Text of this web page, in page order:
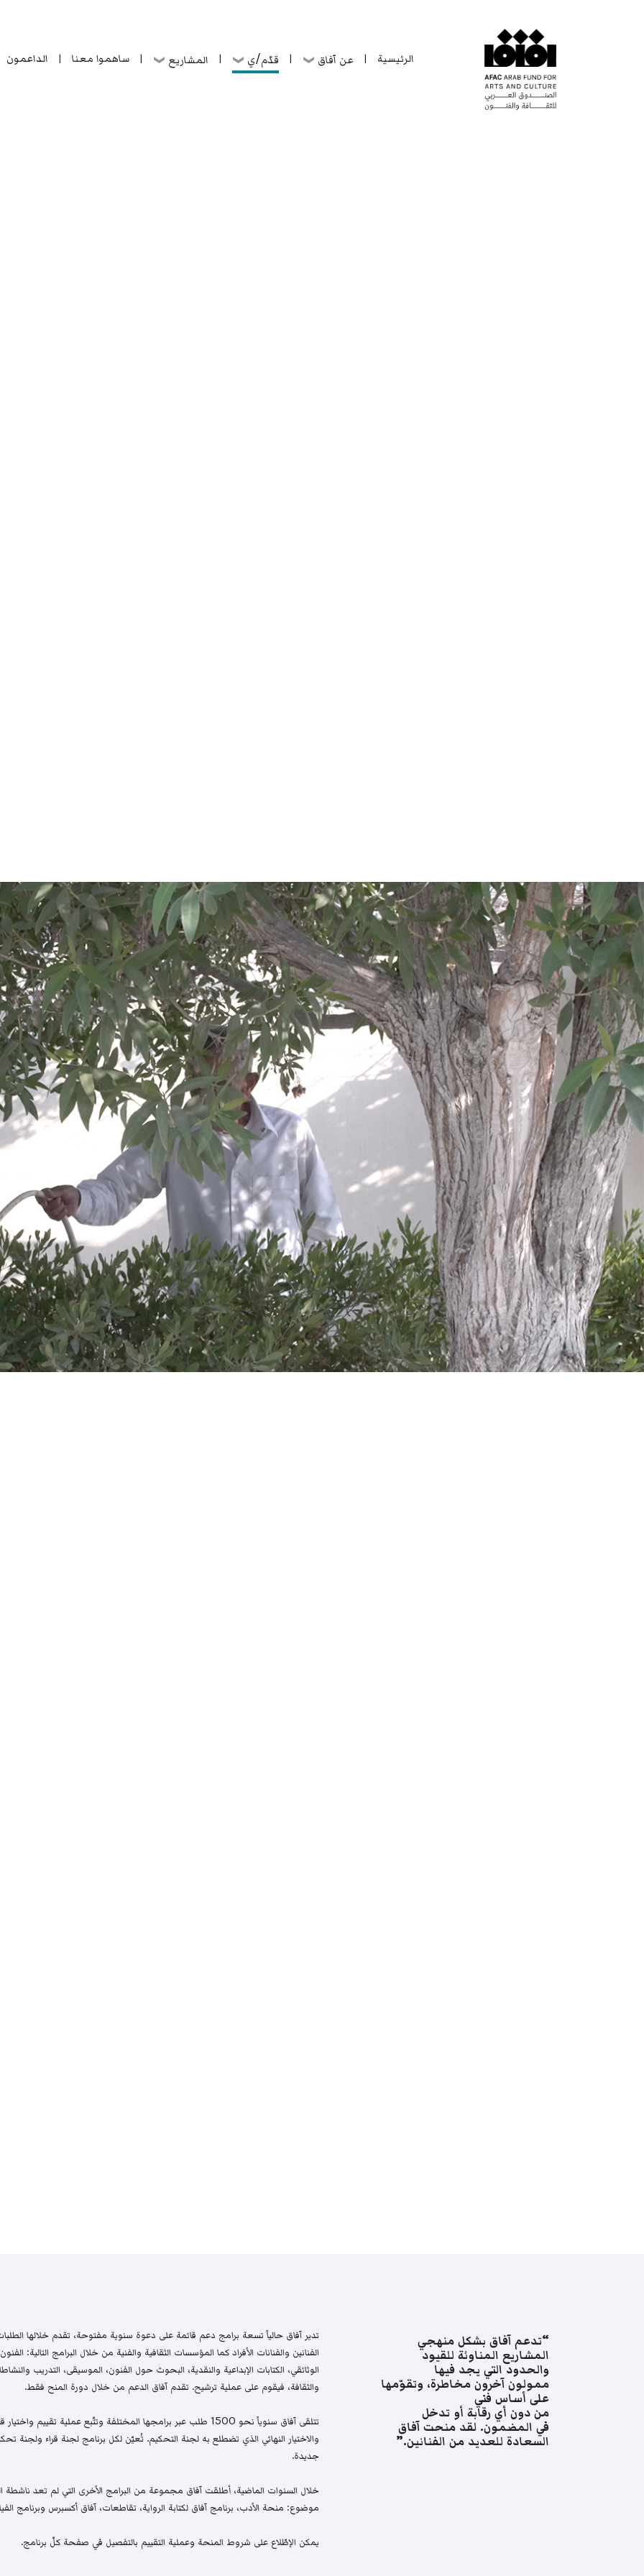
الرئيسية | عن آفاق | قدّم/ي | المشاريع | ساهموا معنا | الداعمون
“تدعم آفاق بشكل منهجي
المشاريع المناوئة للقيود
والحدود التي يجد فيها
ممولون آخرون مخاطرة، وتقوّمها
على أساس فني
من دون أي رقابة أو تدخل
في المضمون. لقد منحت آفاق
السعادة للعديد من الفنانين.”
تدير آفاق حالياً تسعة برامج دعم قائمة على دعوة سنوية مفتوحة، تقدم خلالها
الفنانين والفنانات الأفراد كما المؤسسات الثقافية والفنية من خلال البرامج التالية:
الوثائقي، الكتابات الإبداعية والنقدية، البحوث حول الفنون، الموسيقى، التدريب
والثقافة، فيقوم على عملية ترشيح. تقدم آفاق الدعم من خلال دورة المنح فقط.
تتلقى آفاق سنوياً نحو 1500 طلب عبر برامجها المختلفة وتتّبع عملية
والاختيار النهائي الذي تضطلع به لجنة التحكيم. تُعيّن لكل برنامج لجنة قراء
جديدة.
خلال السنوات الماضية، أطلقت آفاق مجموعة من البرامج الأخرى التي لم تعد ناشطة
موضوع: منحة الأدب، برنامج آفاق لكتابة الرواية، تقاطعات، آفاق أكسبرس وبرنامج
يمكن الإطّلاع على شروط المنحة وعملية التقييم بالتفصيل في صفحة كلّ برنامج.